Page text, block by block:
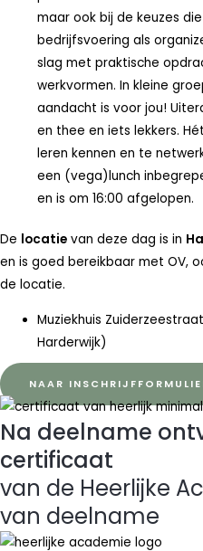
maar ook bij de keuzes
bedrijfsvoering als
slag met praktische
werkvormen. In kleine
aandacht is voor jou!
en thee en iets lekkers.
leren kennen en te
een (vega)lunch
en is om 16:00 afgelopen.
De locatie van deze dag is in
en is goed bereikbaar met OV,
de locatie.
Muziekhuis
Harderwijk)
NAAR
Na deelname
certificaat
van de Heerlijke
van deelname